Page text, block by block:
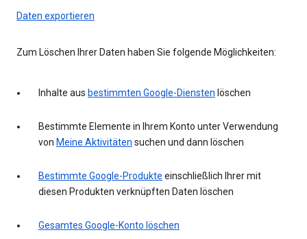
Daten exportieren
Zum Löschen Ihrer Daten haben Sie folgende Möglichkeiten:
Inhalte aus bestimmten Google-Diensten löschen
Bestimmte Elemente in Ihrem Konto unter Verwendung
von Meine Aktivitäten suchen und dann löschen
Bestimmte Google-Produkte einschließlich Ihrer mit
diesen Produkten verknüpften Daten löschen
Gesamtes Google-Konto löschen